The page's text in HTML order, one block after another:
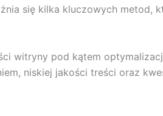
się kilka kluczowych metod,
witryny pod kątem
niskiej jakości treści oraz